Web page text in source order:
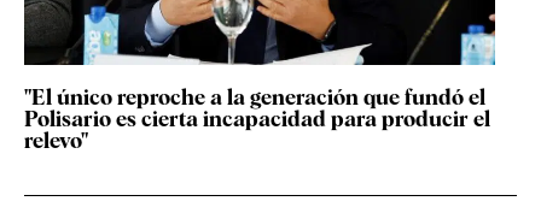
"El único reproche a la generación que fundó el
Polisario es cierta incapacidad para producir el
relevo"